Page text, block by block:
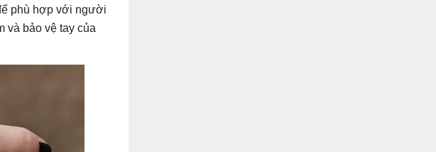
phù hợp với người
và bảo vệ tay của